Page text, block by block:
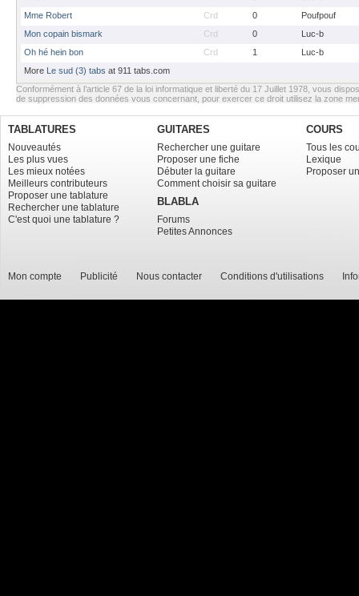
Mme Robert
Crd 0
Poufpouf
Mon copain bismark
Crd 0
Luc-b
Oh hé hein bon
Crd 1
Luc-b
More Le sud (3) tabs at 911 tabs.com
Conformément à l’article 67 de la loi informatique et liberté du 17 Juillet 1978, vous
de suppression des données vous concernant, pour exercer ce droit utilisez la zone
TABLATURES
Nouveautés
Les plus vues
Les mieux notées
Meilleurs contributeurs
Proposer une tablature
Rechercher une tablature
C'est quoi une tablature ?
GUITARES
Rechercher une guitare
Proposer une fiche
Débuter la guitare
Comment choisir sa guitare
BLABLA
Forums
Petites Annonces
COURS
Tous les
Lexique
Proposer
Mon compte Publicité Nous contacter Conditions d'utilisations